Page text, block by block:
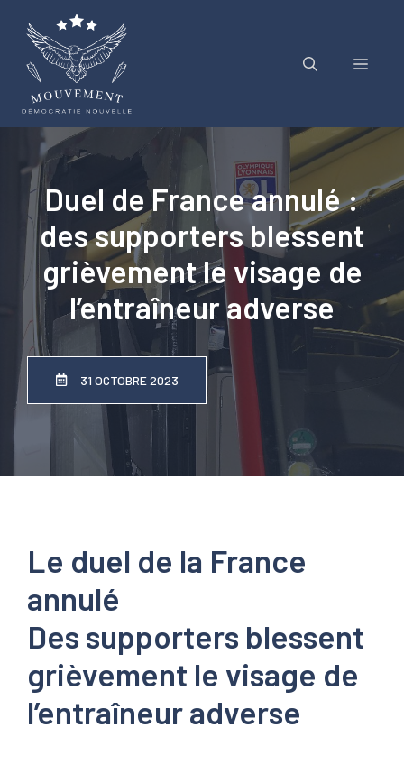
contenu
Menu
Duel de France annulé :
des supporters blessent
grièvement le visage de
l’entraîneur adverse
31 OCTOBRE 2023
Le duel de la France
annulé
Des supporters blessent
grièvement le visage de
l’entraîneur adverse